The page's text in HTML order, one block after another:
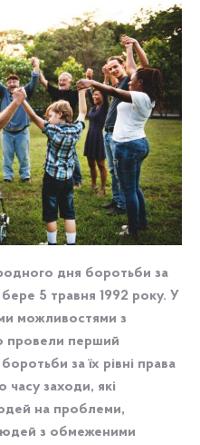
дня боротьби за
5 травня 1992 року. У
можливостями з
провели перший
за їх рівні права
часу заходи, які
на проблеми,
з обмеженими